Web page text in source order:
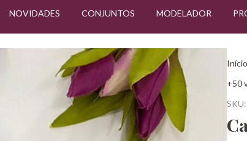
NOVIDADES CONJUNTOS MODELADOR
Início
+50
SKU: